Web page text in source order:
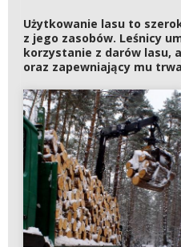
Użytkowanie lasu to
z jego zasobów. Leśnicy
korzystanie z darów lasu,
oraz zapewniający mu